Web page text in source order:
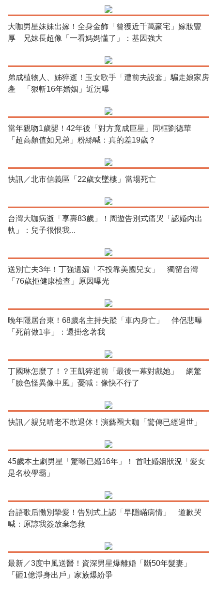
大咖男星妹妹出嫁！全身金飾「曾獲近千萬豪宅」嫁妝豐
厚 兄妹長超像「一看媽媽懂了」：基因強大
弟成植物人、姊猝逝！玉女歌手「遭前夫設套」騙走娘家房
產 「狠斬16年婚姻」近況曝
當年親吻1歲嬰！42年後「對方竟成巨星」同框劉德華
「超高顏值如兄弟」粉絲喊：真的差19歲？
快訊／北市信義區「22歲女墜樓」當場死亡
台灣大咖病逝「享壽83歲」！周遊告別式痛哭「認婚內出
軌」：兒子很恨我...
送別亡夫3年！丁強遺孀「不投靠美國兒女」 獨留台灣
「76歲拒健康檢查」原因曝光
晚年隱居台東！68歲名主持失蹤「車內身亡」 伴侶悲曝
「死前做1事」：還掛念著我
丁國琳怎麼了！？王凱猝逝前「最後一幕對戲她」 網驚
「臉色怪異像中風」憂喊：像快不行了
快訊／親兒啃老不敢退休！演藝圈大咖「驚傳已經過世」
45歲本土劇男星「驚曝已婚16年」！ 首吐婚姻狀況「愛女
是名校學霸」
台語歌后慟別摯愛！告別式上認「早隱瞞病情」 道歉哭
喊：原諒我簽放棄急救
最新／3度中風送醫！資深男星爆離婚「斷50年髮妻」
「砸1億淨身出戶」家族爆紛爭